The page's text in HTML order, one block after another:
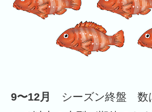
9〜12月
シーズン終盤 数